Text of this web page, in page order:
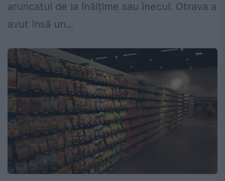
aruncatul de la înălțime sau înecul. Otrava a
avut însă un...